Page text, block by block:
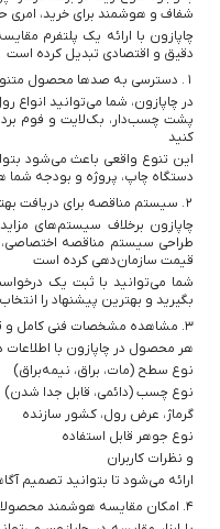
شفاف و هوشمند برای خرید، امری
چاپازون با ارائه یک پلتفرم
دقیق و اقتصادی تبدیل کرده است
۱. دسترسی به صدها محصول متنوع از فروشندگان معتبر
در چاپازون، شما می‌توانید انواع
پشت چسب‌دار، بک‌لایت و فوم برد
کنید
این تنوع واقعی باعث می‌شود
دستگاه چاپ، پروژه و بودجه شما
۲. سیستم مناقصه برای دریافت بهترین قیمت بازار
چاپازون برخلاف سیستم‌های
طراحی سیستم مناقصه اختصاصی،
قیمت سازمان‌دهی کرده است
شما می‌توانید با ثبت یک
بگیرید و بهترین پیشنهاد را
۳. مشاهده مشخصات فنی کامل و قابل اعتماد
هر محصول در چاپازون با
نوع سطح (مات، براق، نیمه‌براق)
نوع چسب (دائمی، قابل جدا شدن)
گرماژ، عرض رول، کشور سازنده
نوع جوهر قابل استفاده
و نظرات کاربران
ارائه می‌شود تا بتوانید تصمیم
۴. امکان مقایسه هوشمند محصولات